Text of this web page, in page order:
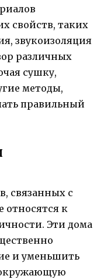
свойств, таких
звукоизоляция
различных
сушку,
методы,
правильный
связанных с
к
Эти дома
и уменьшить
окружающую